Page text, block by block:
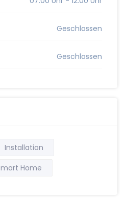
Geschlossen
Geschlossen
Installation
Home